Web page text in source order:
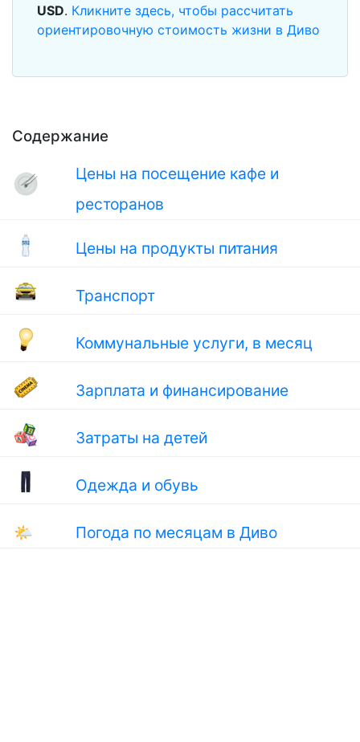
Содержание
Цены на посещение кафе и
ресторанов
Цены на продукты питания
Транспорт
Коммунальные услуги, в месяц
Зарплата и финансирование
Затраты на детей
Одежда и обувь
🌤 Погода по месяцам в Диво
USD. Кликните здесь, чтобы рассчитать
ориентировочную стоимость жизни в Диво